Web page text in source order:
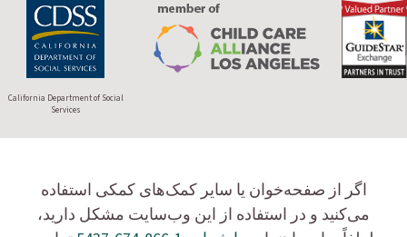
California Department of Social
Services
اگر از صفحه‌خوان یا سایر کمک‌های کمکی استفاده
می‌کنید و در استفاده از این وب‌سایت مشکل دارید،